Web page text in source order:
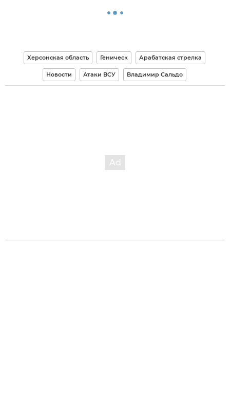
Херсонская область Геническ Арабатская стрелка
Новости Атаки ВСУ Владимир Сальдо